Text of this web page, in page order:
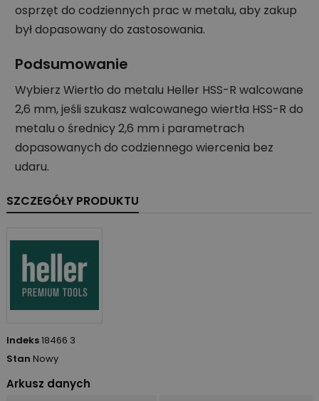
osprzęt do codziennych prac w metalu, aby zakup
był dopasowany do zastosowania.
Podsumowanie
Wybierz Wiertło do metalu Heller HSS-R walcowane
2,6 mm, jeśli szukasz walcowanego wiertła HSS-R do
metalu o średnicy 2,6 mm i parametrach
dopasowanych do codziennego wiercenia bez
udaru.
SZCZEGÓŁY PRODUKTU
Indeks18466 3
Stan Nowy
Arkusz danych